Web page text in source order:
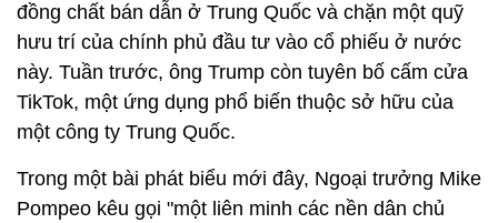
đồng chất bán dẫn ở Trung Quốc và chặn một quỹ
hưu trí của chính phủ đầu tư vào cổ phiếu ở nước
này. Tuần trước, ông Trump còn tuyên bố cấm cửa
TikTok, một ứng dụng phổ biến thuộc sở hữu của
một công ty Trung Quốc.
Trong một bài phát biểu mới đây, Ngoại trưởng Mike
Pompeo kêu gọi "một liên minh các nền dân chủ